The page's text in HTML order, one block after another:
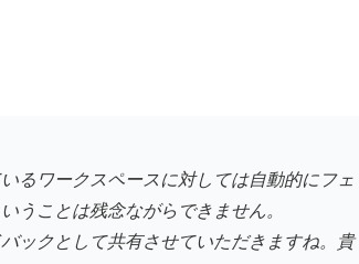
るワークスペースに対しては自動的にフェ
うことは残念ながらできません。
ックとして共有させていただきますね。貴